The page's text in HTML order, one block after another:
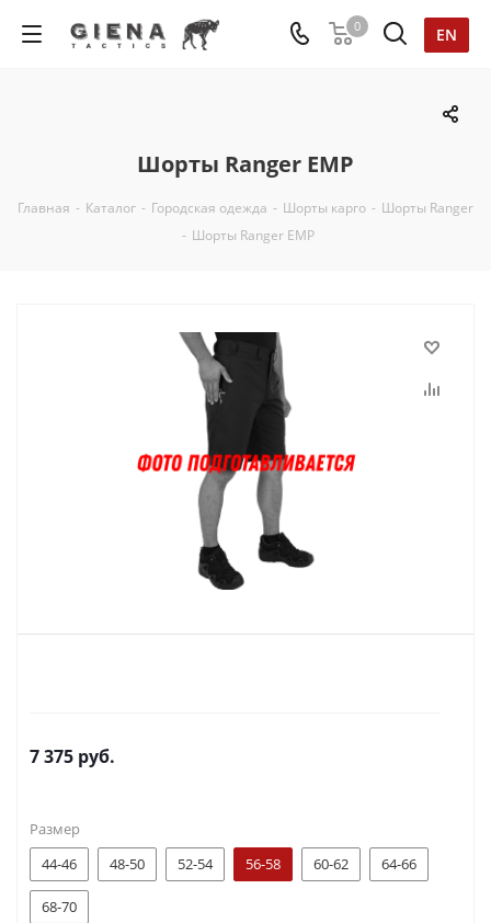
EN
0
Шорты Ranger ЕМР
Главная - Каталог - Городская одежда - Шорты карго - Шорты Ranger
- Шорты Ranger ЕМР
7 375 руб.
Размер
44-46
48-50 52-54 56-58 60-62 64-66
68-70